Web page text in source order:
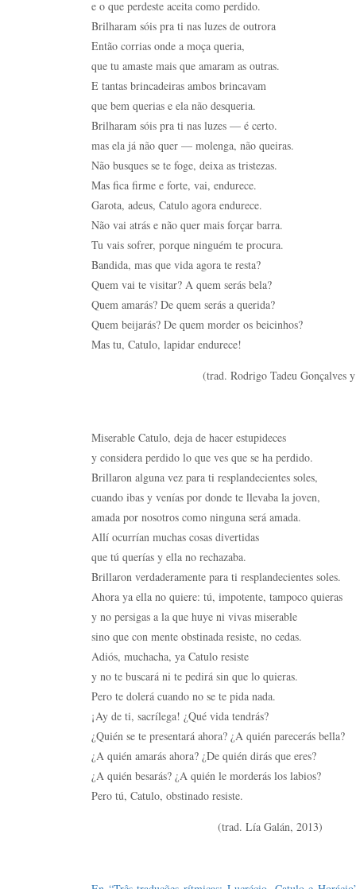
e o que perdeste aceita como perdido.
Brilharam sóis pra ti nas luzes de outrora
Então corrias onde a moça queria,
que tu amaste mais que amaram as outras.
E tantas brincadeiras ambos brincavam
que bem querias e ela não desqueria.
Brilharam sóis pra ti nas luzes — é certo.
mas ela já não quer — molenga, não queiras.
Não busques se te foge, deixa as tristezas.
Mas fica firme e forte, vai, endurece.
Garota, adeus, Catulo agora endurece.
Não vai atrás e não quer mais forçar barra.
Tu vais sofrer, porque ninguém te procura.
Bandida, mas que vida agora te resta?
Quem vai te visitar? A quem serás bela?
Quem amarás? De quem serás a querida?
Quem beijarás? De quem morder os beicinhos?
Mas tu, Catulo, lapidar endurece!
(trad. Rodrigo Tadeu Gonçalves y
Miserable Catulo, deja de hacer estupideces
y considera perdido lo que ves que se ha perdido.
Brillaron alguna vez para ti resplandecientes soles,
cuando ibas y venías por donde te llevaba la joven,
amada por nosotros como ninguna será amada.
Allí ocurrían muchas cosas divertidas
que tú querías y ella no rechazaba.
Brillaron verdaderamente para ti resplandecientes soles.
Ahora ya ella no quiere: tú, impotente, tampoco quieras
y no persigas a la que huye ni vivas miserable
sino que con mente obstinada resiste, no cedas.
Adiós, muchacha, ya Catulo resiste
y no te buscará ni te pedirá sin que lo quieras.
Pero te dolerá cuando no se te pida nada.
¡Ay de ti, sacrílega! ¿Qué vida tendrás?
¿Quién se te presentará ahora? ¿A quién parecerás bella?
¿A quién amarás ahora? ¿De quién dirás que eres?
¿A quién besarás? ¿A quién le morderás los labios?
Pero tú, Catulo, obstinado resiste.
(trad. Lía Galán, 2013)